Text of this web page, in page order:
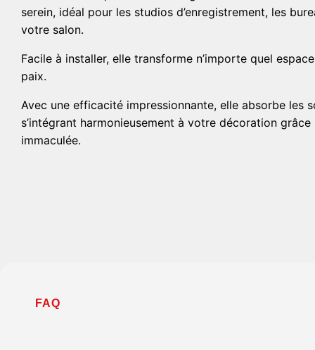
serein, idéal pour les studios d’enregistrement, les
votre salon.
Facile à installer, elle transforme n’importe quel
paix.
Avec une efficacité impressionnante, elle absorbe les
s’intégrant harmonieusement à votre décoration
immaculée.
FAQ